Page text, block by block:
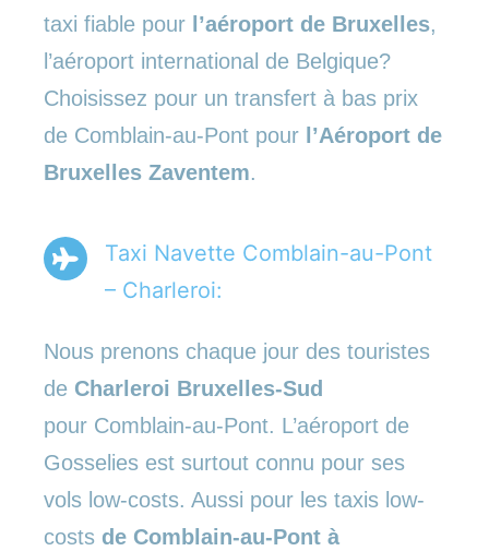
taxi fiable pour l’aéroport de Bruxelles,
l’aéroport international de Belgique?
Choisissez pour un transfert à bas prix
de Comblain-au-Pont pour l’Aéroport de
Bruxelles Zaventem.
Taxi Navette Comblain-au-Pont
– Charleroi:
Nous prenons chaque jour des touristes
de Charleroi Bruxelles-Sud
pour Comblain-au-Pont. L’aéroport de
Gosselies est surtout connu pour ses
vols low-costs. Aussi pour les taxis low-
costs de Comblain-au-Pont à